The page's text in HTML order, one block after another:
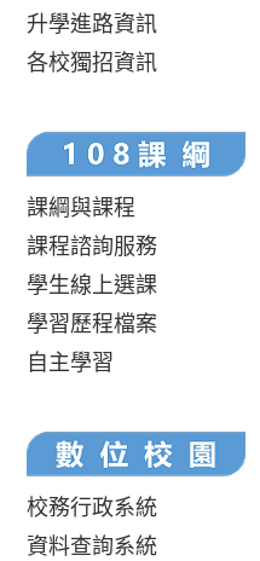
升學進路資訊
各校獨招資訊
課綱與課程
課程諮詢服務
學生線上選課
學習歷程檔案
自主學習
校務行政系統
資料查詢系統